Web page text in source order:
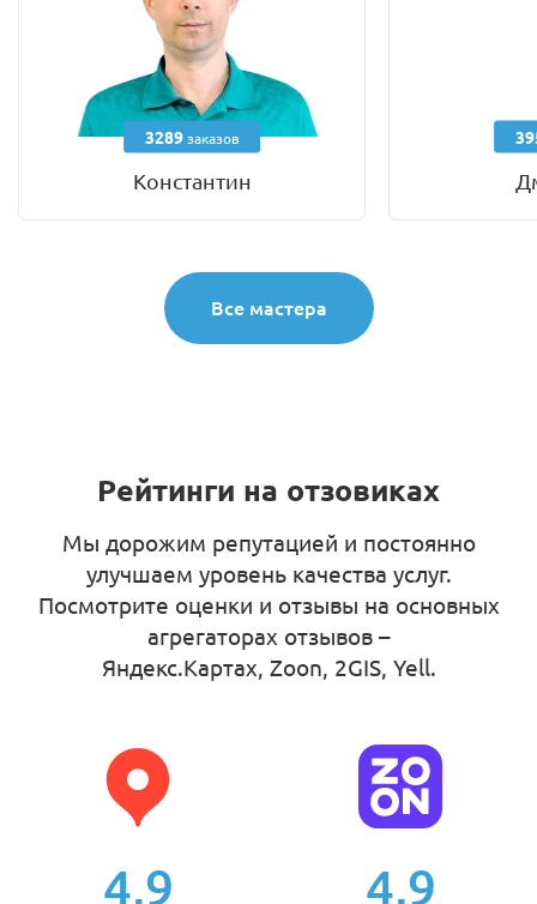
3289заказов
Константин
Все мастера
Рейтинги на отзовиках
Мы дорожим репутацией и постоянно
улучшаем уровень качества услуг.
Посмотрите оценки и отзывы на основных
агрегаторах отзывов –
Яндекс.Картах, Zoon, 2GIS, Yell.
4,9 4,9